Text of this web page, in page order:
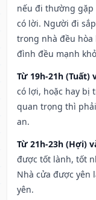
nếu đi thường gặp
có lời. Người đi
trong nhà đều hòa
đình đều mạnh
Từ 19h-21h (Tuất)
có lợi, hoặc hay bị
quan trọng thì
an.
Từ 21h-23h (Hợi)
được tốt lành, tốt
Nhà cửa được
yên.